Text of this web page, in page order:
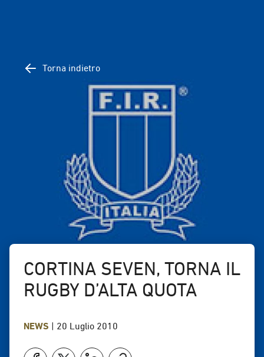
Torna indietro
CORTINA SEVEN, TORNA IL
RUGBY D’ALTA QUOTA
NEWS | 20 Luglio 2010